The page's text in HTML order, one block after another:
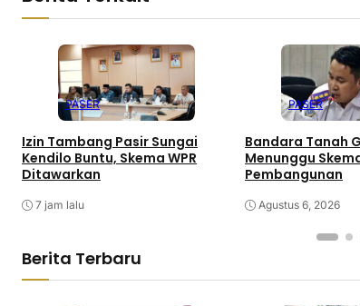
PASER
Izin Tambang Pasir Sungai
Kendilo Buntu, Skema WPR
Ditawarkan
7 jam lalu
PASER
Bandara Tanah
Menunggu
Pembangunan
Agustus 6, 2026
Berita Terbaru